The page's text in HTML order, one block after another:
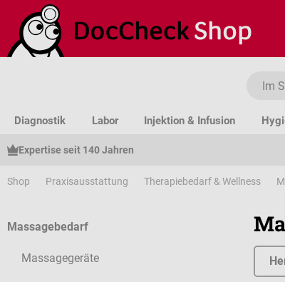
Hauptinhalt springen
Zur Suche springen
Zur Hauptnavigation springen
Diagnostik Labor Injektion & Infusion
Expertise seit 140 Jahren
Shop Praxisausstattung Therapiebedarf & Wellness
Massagebedarf
Massagegeräte